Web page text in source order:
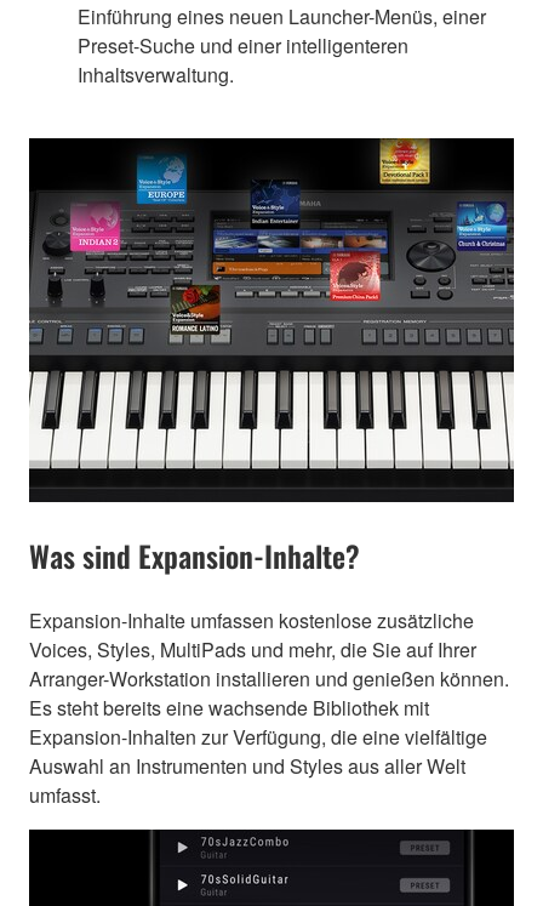
Einführung eines neuen Launcher-Menüs, einer
Preset-Suche und einer intelligenteren
Inhaltsverwaltung.
Was sind Expansion-Inhalte?
Expansion-Inhalte umfassen kostenlose zusätzliche
Voices, Styles, MultiPads und mehr, die Sie auf Ihrer
Arranger-Workstation installieren und genießen können.
Es steht bereits eine wachsende Bibliothek mit
Expansion-Inhalten zur Verfügung, die eine vielfältige
Auswahl an Instrumenten und Styles aus aller Welt
umfasst.